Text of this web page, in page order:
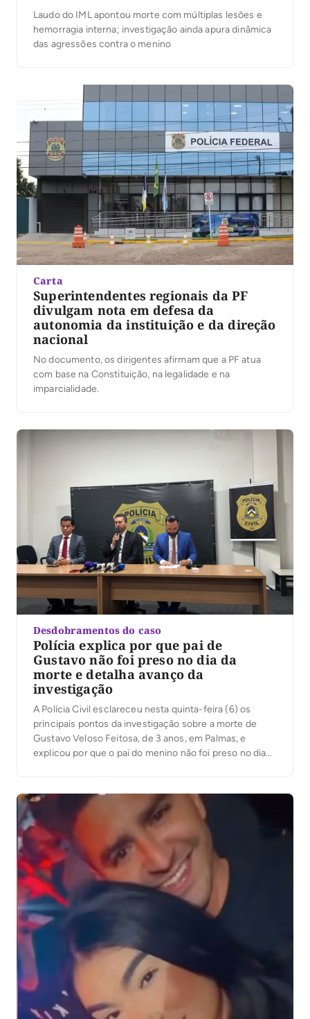
Laudo do IML apontou morte com múltiplas lesões e
hemorragia interna; investigação ainda apura dinâmica
das agressões contra o menino
Carta
Superintendentes regionais da PF
divulgam nota em defesa da
autonomia da instituição e da direção
nacional
No documento, os dirigentes afirmam que a PF atua
com base na Constituição, na legalidade e na
imparcialidade.
Desdobramentos do caso
Polícia explica por que pai de
Gustavo não foi preso no dia da
morte e detalha avanço da
investigação
A Polícia Civil esclareceu nesta quinta-feira (6) os
principais pontos da investigação sobre a morte de
Gustavo Veloso Feitosa, de 3 anos, em Palmas, e
explicou por que o pai do menino não foi preso no dia
Proteção à Pessoa […]